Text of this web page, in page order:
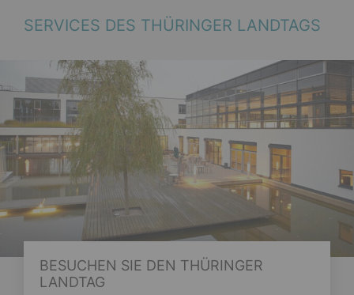
SERVICES DES THÜRINGER LANDTAGS
BESUCHEN SIE DEN THÜRINGER
LANDTAG